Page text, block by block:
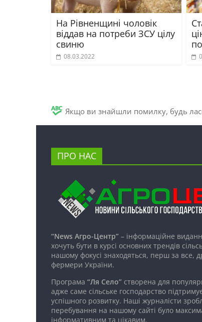
На Рівненщині чоловік
віддав на потреби ЗСУ цілу
свиню
08.03.2022
Якщо ви знайшли помилку, будь
ПРО НАС
“News Агро-Центр” – інформаційне
хочуть бути в курсі основних трендів
нашому фокусі знаходяться, перш за все,
фермери України.
Програма “Ля Село” створена для
адже саме сільське господарство
успішного розвитку. Наші журналісти
перебування на нашому сайті було
інформативним та цікавим.